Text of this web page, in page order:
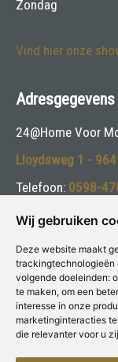
Wij gebruiken
Deze website maakt
trackingtechnologieën
volgende doeleinden:
te maken, om een
interesse in onze
marketinginteracties
die relevanter voor u
Zondag
Vind hier onze
Adresgegevens
24@Home Voor
Lloydsweg 1 -
Telefoon: 0598-
E-mail:
Volg ons: